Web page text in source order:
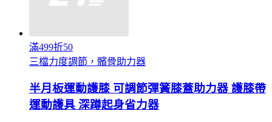
滿499折50
三檔力度調節，髕骨助力器
半月板運動護膝 可調節彈簧膝蓋助力器 護膝帶
運動護具 深蹲起身省力器